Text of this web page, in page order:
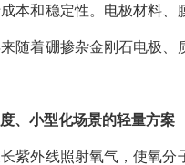
本和稳定性。电极材料
随着硼掺杂金刚石电极
、小型化场景的轻量方案
紫外线照射氧气，使氧